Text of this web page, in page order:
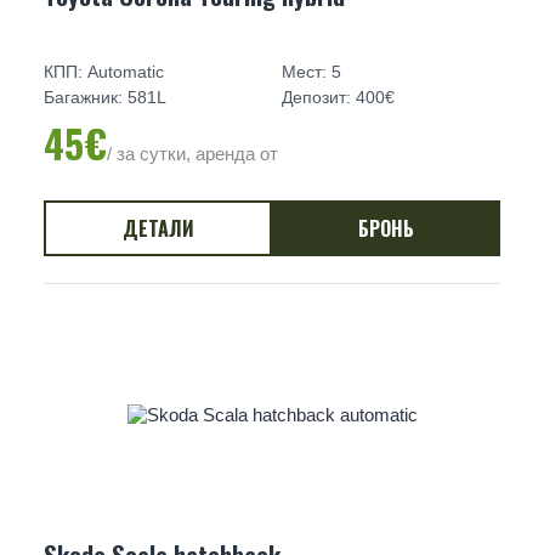
КПП: Automatic
Мест: 5
Багажник: 581L
Депозит: 400€
45€/ за сутки, аренда от
ДЕТАЛИ БРОНЬ